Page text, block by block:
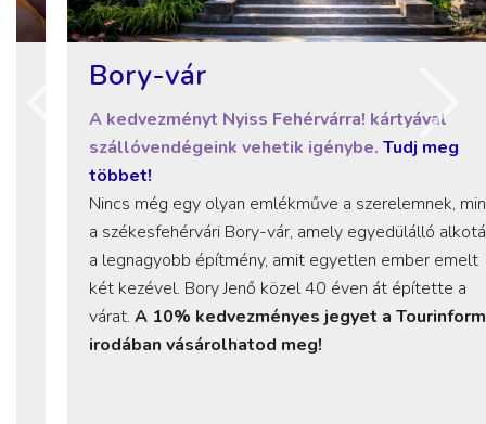
Bory-vár
A kedvezményt Nyiss Fehérvárra! kártyával
szállóvendégeink vehetik igénybe.Tudj meg
többet!
Nincs még egy olyan emlékműve a szerelemnek, mint
a székesfehérvári Bory-vár, amely egyedülálló alkotás,
a legnagyobb építmény, amit egyetlen ember emelt
két kezével. Bory Jenő közel 40 éven át építette a
A 10% kedvezményes jegyet a Tourinform
irodában vásárolhatod meg!